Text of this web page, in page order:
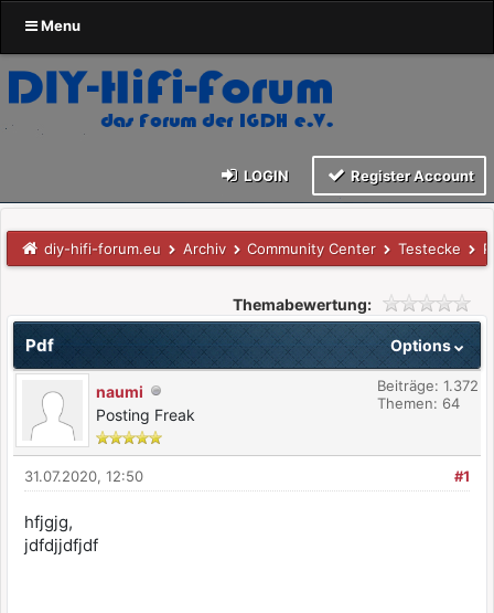
Menu
LOGIN Register Account
diy-hifi-forum.eu Archiv Community Center Testecke
Themabewertung:
Options
Pdf
naumi
Posting Freak
Beiträge: 1.372
Themen: 64
#1
31.07.2020, 12:50
hfjgjg,
jdfdjjdfjdf